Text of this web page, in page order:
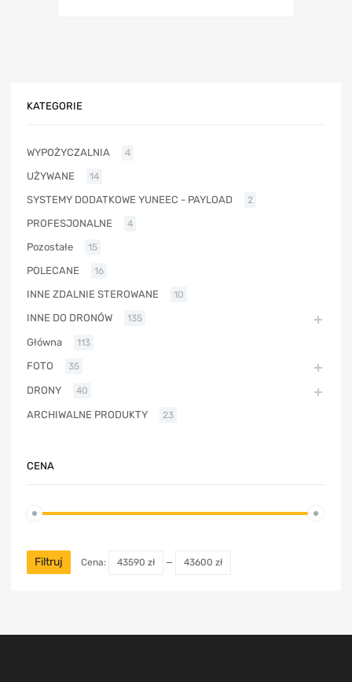
KATEGORIE
WYPOŻYCZALNIA 4
UŻYWANE 14
SYSTEMY DODATKOWE YUNEEC - PAYLOAD 2
PROFESJONALNE 4
Pozostałe 15
POLECANE 16
INNE ZDALNIE STEROWANE 10
INNE DO DRONÓW 135
Główna 113
FOTO 35
DRONY 40
ARCHIWALNE PRODUKTY 23
CENA
Filtruj Cena: 43590 zł — 43600 zł